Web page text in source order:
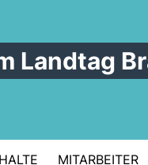
Landtag
MITARBEITER